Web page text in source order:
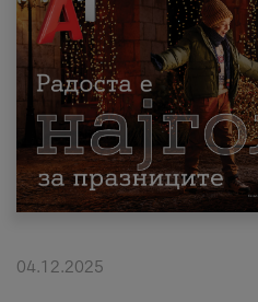
МК EN SQ
Приватни Деловни
Поддршка
Надополни кредит
04.12.2025